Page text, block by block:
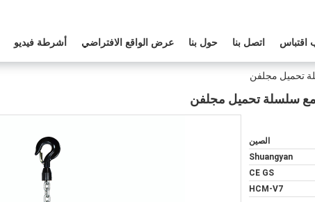
أشرطة فيديو عرض الواقع الافتراضي حول بنا اتصل بنا اقتباس
الصين
Shuangyan
CE GS
HCM-V7